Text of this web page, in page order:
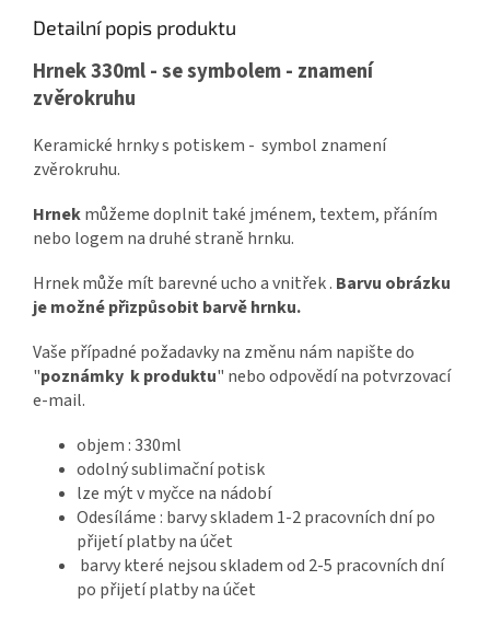
Detailní popis produktu
Hrnek 330ml - se symbolem - znamení
zvěrokruhu
Keramické hrnky s potiskem - symbol znamení
zvěrokruhu.
Hrnekmůžeme doplnit také jménem, textem, přáním
nebo logem na druhé straně hrnku.
Hrnek může mít barevné ucho a vnitřek . Barvu obrázku
je možné přizpůsobit barvě hrnku.
Vaše případné požadavky na změnu nám napište do
"poznámky k produktu" nebo odpovědí na potvrzovací
e-mail.
objem : 330ml
odolný sublimační potisk
lze mýt v myčce na nádobí
Odesíláme : barvy skladem 1-2 pracovních dní po
přijetí platby na účet
barvy které nejsou skladem od 2-5 pracovních dní
po přijetí platby na účet